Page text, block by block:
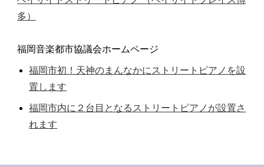
多）
福岡音楽都市協議会ホームページ
福岡市初！天神のまんなかにストリートピアノを設
置します
福岡市内に２台目となるストリートピアノが設置さ
れます